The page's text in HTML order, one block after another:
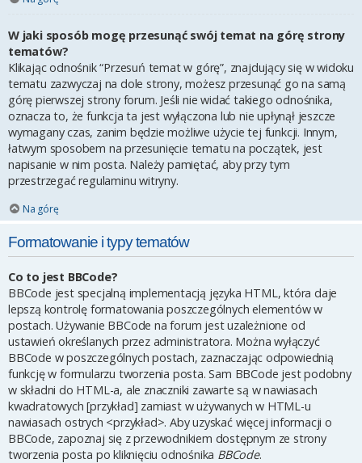
W jaki sposób mogę przesunąć swój temat na górę strony
tematów?
Klikając odnośnik “Przesuń temat w górę”, znajdujący się w widoku
tematu zazwyczaj na dole strony, możesz przesunąć go na samą
górę pierwszej strony forum. Jeśli nie widać takiego odnośnika,
oznacza to, że funkcja ta jest wyłączona lub nie upłynął jeszcze
wymagany czas, zanim będzie możliwe użycie tej funkcji. Innym,
łatwym sposobem na przesunięcie tematu na początek, jest
napisanie w nim posta. Należy pamiętać, aby przy tym
przestrzegać regulaminu witryny.
Na górę
Formatowanie i typy tematów
Co to jest BBCode?
BBCode jest specjalną implementacją języka HTML, która daje
lepszą kontrolę formatowania poszczególnych elementów w
postach. Używanie BBCode na forum jest uzależnione od
ustawień określanych przez administratora. Można wyłączyć
BBCode w poszczególnych postach, zaznaczając odpowiednią
funkcję w formularzu tworzenia posta. Sam BBCode jest podobny
w składni do HTML-a, ale znaczniki zawarte są w nawiasach
kwadratowych [przykład] zamiast w używanych w HTML-u
nawiasach ostrych <przykład>. Aby uzyskać więcej informacji o
BBCode, zapoznaj się z przewodnikiem dostępnym ze strony
tworzenia posta po kliknięciu odnośnika BBCode.